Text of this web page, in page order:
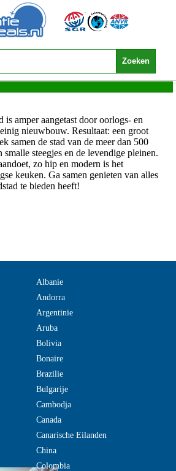
EN OMSTREKEN
is amper aangetast door oorlogs- en
nieuwbouw. Resultaat: een groot
samen de stad van de meer dan 500
steegjes en de levendige pleinen.
zo hip en modern is het
keuken. Ga samen genieten van alles
te bieden heeft!
Albanie
Andorra
Argentinie
Aruba
Bolivia
Bonaire
Brazilie
Bulgarije
Cambodja
Canada
Canarische Eilanden
China
Colombia